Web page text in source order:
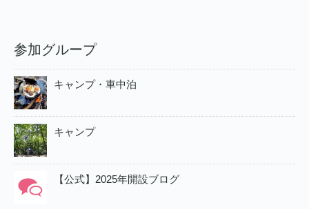
参加グループ
キャンプ・車中泊
キャンプ
【公式】2025年開設ブログ